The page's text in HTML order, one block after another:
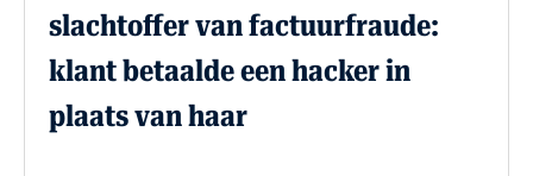
slachtoffer van factuurfraude:
klant betaalde een hacker in
plaats van haar